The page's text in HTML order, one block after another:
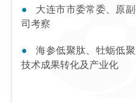
大连市市委常委、原
司考察
海参低聚肽、牡蛎低
技术成果转化及产业化